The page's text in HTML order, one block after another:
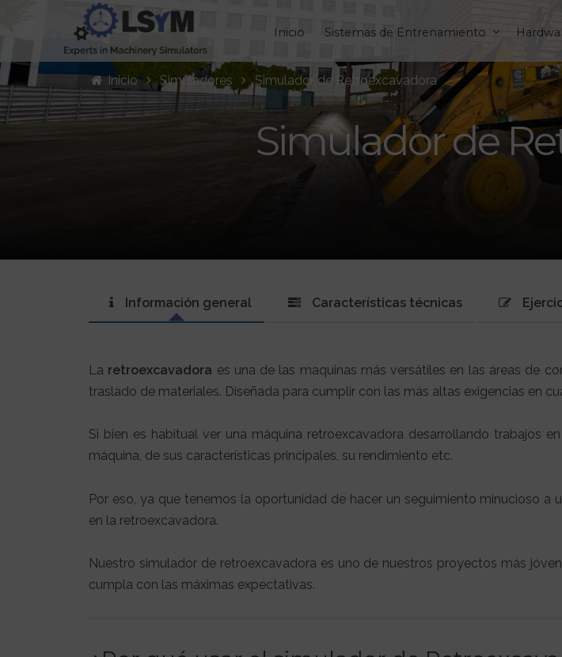
Inicio Sistemas de Entrenamiento
Inicio Simuladores Simulador de Retroexcavadora
Simulador de
Información general
Características técnicas
La retroexcavadora es una de las maquinas más versátiles en las áreas de
traslado de materiales. Diseñada para cumplir con las más altas exigencias en
Si bien es habitual ver una máquina retroexcavadora desarrollando trabajos
máquina, de sus características principales, su rendimiento etc.
Por eso, ya que tenemos la oportunidad de hacer un seguimiento minucioso
en la retroexcavadora.
Nuestro simulador de retroexcavadora es uno de nuestros proyectos más
cumpla con las máximas expectativas.